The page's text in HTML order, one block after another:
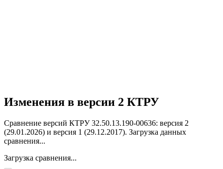
Изменения в версии 2 КТРУ
Сравнение версий КТРУ 32.50.13.190-00636: версия 2
(29.01.2026) и версия 1 (29.12.2017). Загрузка данных
сравнения...
Загрузка сравнения...